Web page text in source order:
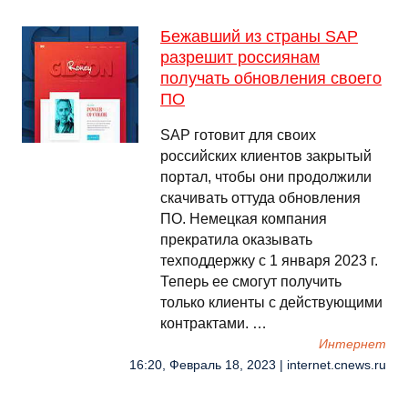
Бежавший из страны SAP
разрешит россиянам
получать обновления своего
ПО
SAP готовит для своих
российских клиентов закрытый
портал, чтобы они продолжили
скачивать оттуда обновления
ПО. Немецкая компания
прекратила оказывать
техподдержку с 1 января 2023 г.
Теперь ее смогут получить
только клиенты с действующими
контрактами. …
Интернет
16:20, Февраль 18, 2023 | internet.cnews.ru